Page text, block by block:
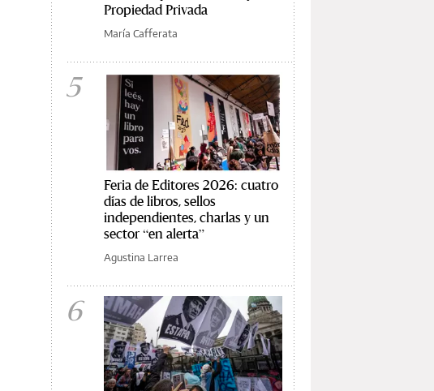
Propiedad Privada
María Cafferata
5
Feria de Editores 2026: cuatro
días de libros, sellos
independientes, charlas y un
sector “en alerta”
Agustina Larrea
6